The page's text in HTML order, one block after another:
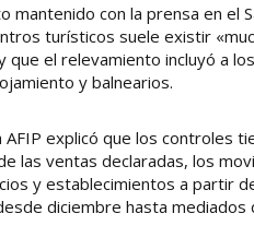
mantenido con la prensa en el
turísticos suele existir
que el relevamiento incluyó a
y balnearios.
AFIP explicó que los controles
las ventas declaradas, los
y establecimientos a partir
diciembre hasta mediados